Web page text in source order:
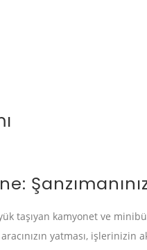
taşıyan kamyonet ve
yatması, işlerinizin